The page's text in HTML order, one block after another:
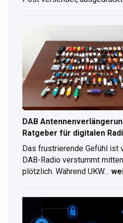
Schritt
Anleitung
für
2026
DAB
Ratgeber für digitalen
Das frustrierende Gefühl ist
DAB-Radio verstummt
plötzlich. Während UKW…
Kompletter
Ratgeber